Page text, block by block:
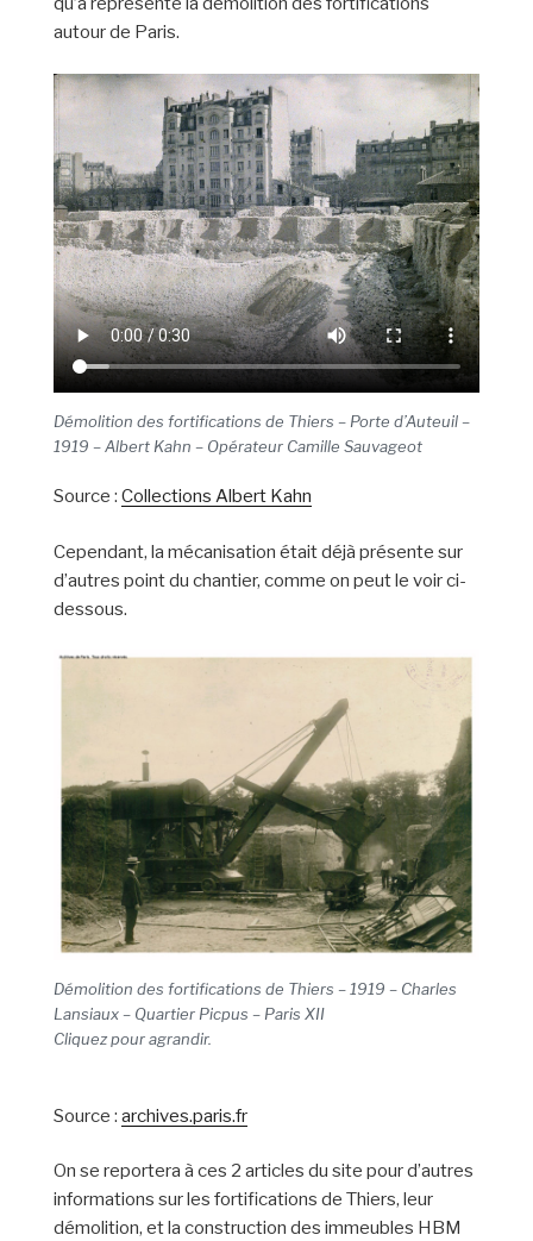
autour de Paris.
Démolition des fortifications de Thiers – Porte d’Auteuil –
1919 – Albert Kahn – Opérateur Camille Sauvageot
Source : Collections Albert Kahn
Cependant, la mécanisation était déjà présente sur
d’autres point du chantier, comme on peut le voir ci-
dessous.
Démolition des fortifications de Thiers – 1919 – Charles
Lansiaux – Quartier Picpus – Paris XII
Cliquez pour agrandir.
Source : archives.paris.fr
On se reportera à ces 2 articles du site pour d’autres
informations sur les fortifications de Thiers, leur
démolition, et la construction des immeubles HBM